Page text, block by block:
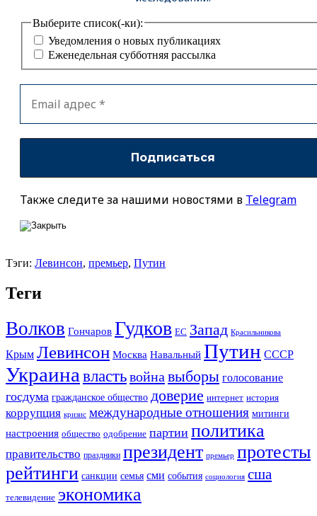
Выберите список(-ки):
Уведомления о новых публикациях
Еженедельная субботняя рассылка
Также следите за нашими новостями в Telegram
Тэги: Левинсон, премьер, Путин
Теги
Волков Гончаров Гудков ЕС Запад Красильникова
Крым Левинсон Москва Навальный Путин СССР
Украина властьвойна выборы голосование
госдума гражданское общество доверие интернет история
коррупция кризис международные отношения митинги
настроения общество одобрение партии политика
правительство праздники президент премьер протесты
рейтинги санкции семья сми события социология сша
телевидение экономика